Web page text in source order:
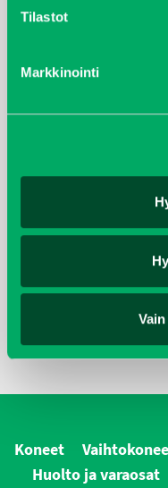
Tilastot
Markkinointi
Leikkikenttävälineet
Noudatamme
yleisiä myyntiehtoja:
Koneet
Huolto ja varaosat